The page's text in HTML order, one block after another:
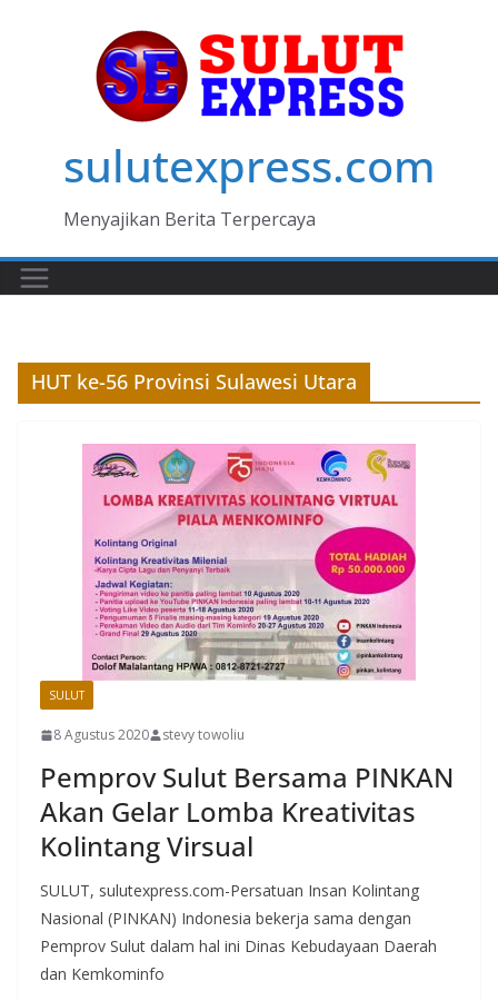
sulutexpress.com
Menyajikan Berita Terpercaya
HUT ke-56 Provinsi Sulawesi Utara
SULUT
8 Agustus 2020 stevy towoliu
Pemprov Sulut Bersama PINKAN
Akan Gelar Lomba Kreativitas
Kolintang Virsual
SULUT, sulutexpress.com-Persatuan Insan Kolintang
Nasional (PINKAN) Indonesia bekerja sama dengan
Pemprov Sulut dalam hal ini Dinas Kebudayaan Daerah
dan Kemkominfo